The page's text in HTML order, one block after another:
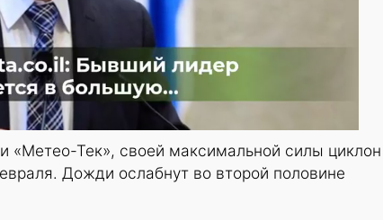
«Метео-Тек», своей максимальной силы циклон
Дожди ослабнут во второй половине